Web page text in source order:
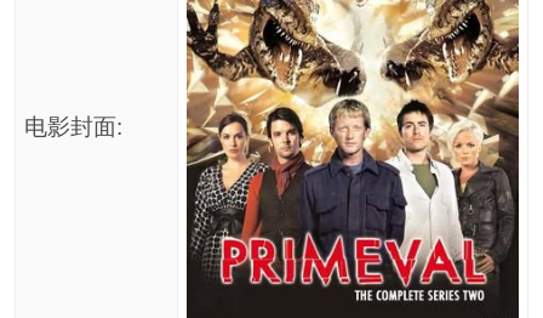
电影封面: